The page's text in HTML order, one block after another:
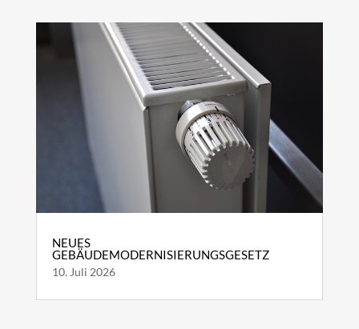
NEUES
GEBÄUDEMODERNISIERUNGSGESETZ
10. Juli 2026